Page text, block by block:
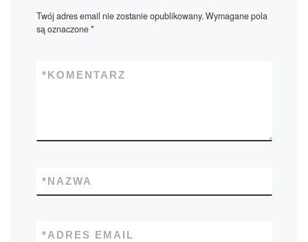
Twój adres email nie zostanie opublikowany.Wymagane pola
są oznaczone*
KOMENTARZ
*
NAZWA
*
ADRES EMAIL
*